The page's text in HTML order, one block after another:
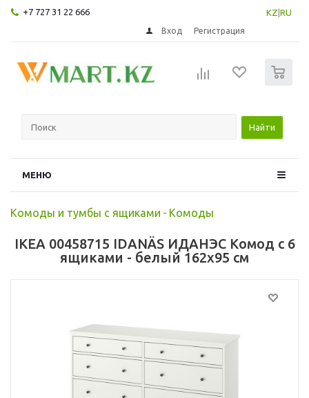
+7 727 31 22 666 KZ RU
Вход Регистрация
Найти
МЕНЮ
Комоды и тумбы с ящиками - Комоды
IKEA 00458715 IDANÄS ИДАНЭС Комод с 6
ящиками - белый 162x95 см